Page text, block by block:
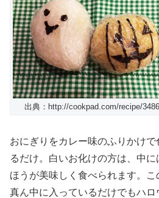
出典：http://cookpad.com/recipe/
おにぎりをカレー味のふりかけ
るだけ。白いお化けの方は、中
ほうが美味しく食べられます。
真ん中に入っているだけでもハロ